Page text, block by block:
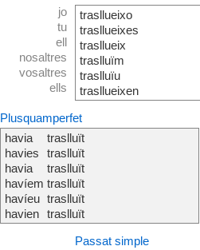
jo
tu
ell
nosaltres
vosaltres
ells
trasllueixo
trasllueixes
trasllueix
traslluïm
traslluïu
trasllueixen
Plusquamperfet
havia
havies
havia
havíem
havíeu
havien
traslluït
traslluït
traslluït
traslluït
traslluït
traslluït
Passat simple